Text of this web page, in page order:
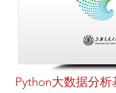
Python大数据分析